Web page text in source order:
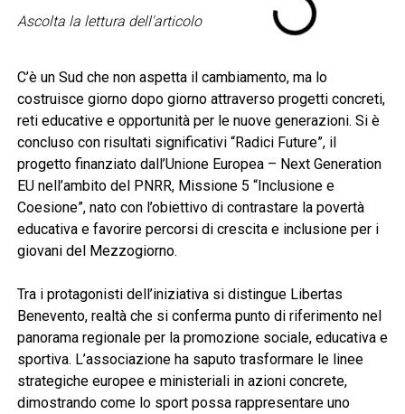
Ascolta la lettura dell'articolo
C’è un Sud che non aspetta il cambiamento, ma lo
costruisce giorno dopo giorno attraverso progetti concreti,
reti educative e opportunità per le nuove generazioni. Si è
concluso con risultati significativi “Radici Future”, il
progetto finanziato dall’Unione Europea – Next Generation
EU nell’ambito del PNRR, Missione 5 “Inclusione e
Coesione”, nato con l’obiettivo di contrastare la povertà
educativa e favorire percorsi di crescita e inclusione per i
giovani del Mezzogiorno.
Tra i protagonisti dell’iniziativa si distingue Libertas
Benevento, realtà che si conferma punto di riferimento nel
panorama regionale per la promozione sociale, educativa e
sportiva. L’associazione ha saputo trasformare le linee
strategiche europee e ministeriali in azioni concrete,
dimostrando come lo sport possa rappresentare uno